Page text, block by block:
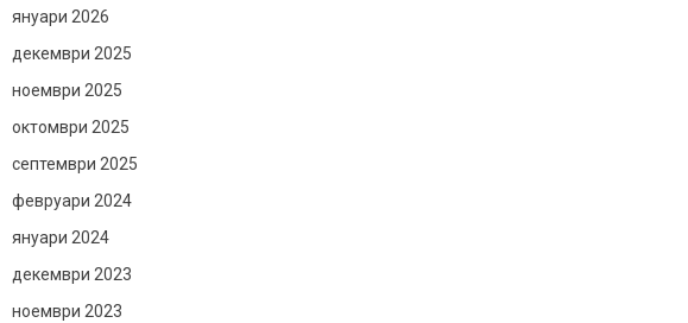
януари 2026
декември 2025
ноември 2025
октомври 2025
септември 2025
февруари 2024
януари 2024
декември 2023
ноември 2023